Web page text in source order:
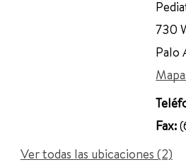
730
Palo
Fax:
Ver todas las ubicaciones (2)